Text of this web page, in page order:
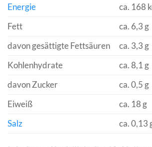
Energie
ca. 168
Fett
ca. 6,3 g
davon gesättigte Fettsäuren
ca. 3,3 g
Kohlenhydrate
ca. 8,1 g
davon Zucker
ca. 0,5 g
Eiweiß
ca. 18 g
Salz
ca. 0,13